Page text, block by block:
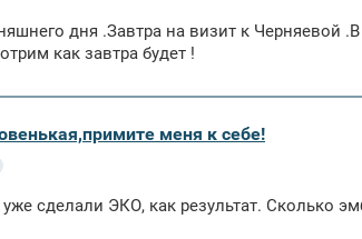
дня .Завтра на визит к Черняевой
как завтра будет !
меня к себе!
сделали ЭКО, как результат. Сколько